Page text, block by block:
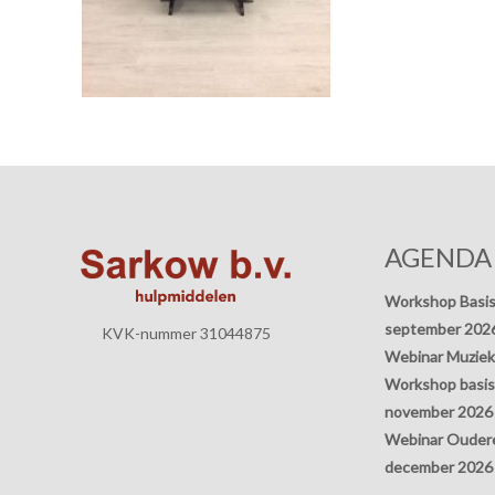
KVK-nummer 31044875
AGENDA
Workshop
september
Webinar
Workshop
november 2026
Webinar
december 2026